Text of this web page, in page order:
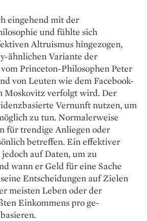
eingehend mit der
und fühlte sich
Altruismus hingezogen,
ähnlichen Variante der
Princeton-Philosophen Peter
von Leuten wie dem Facebook-
Moskovitz verfolgt wird. Der
Vernunft nutzen, um
zu tun. Normalerweise
für trendige Anliegen oder
betreffen. Ein effektiver
auf Daten, um zu
wann er Geld für eine Sache
Entscheidungen auf Zielen
meisten Leben oder der
Einkommens pro ge­